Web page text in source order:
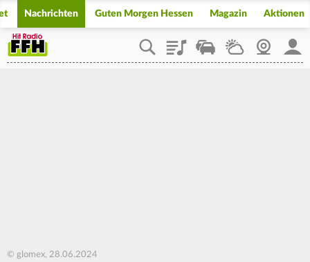
Nachrichten Guten Morgen Hessen Magazin Aktionen
PlaylistStaupilotWetterWebcam
© glomex, 28.06.2024